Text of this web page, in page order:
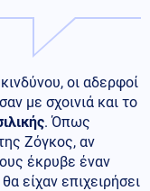
οι αδερφοί
με σχοινιά και το
. Όπως
Ζόγκος, αν
έκρυβε έναν
είχαν επιχειρήσει